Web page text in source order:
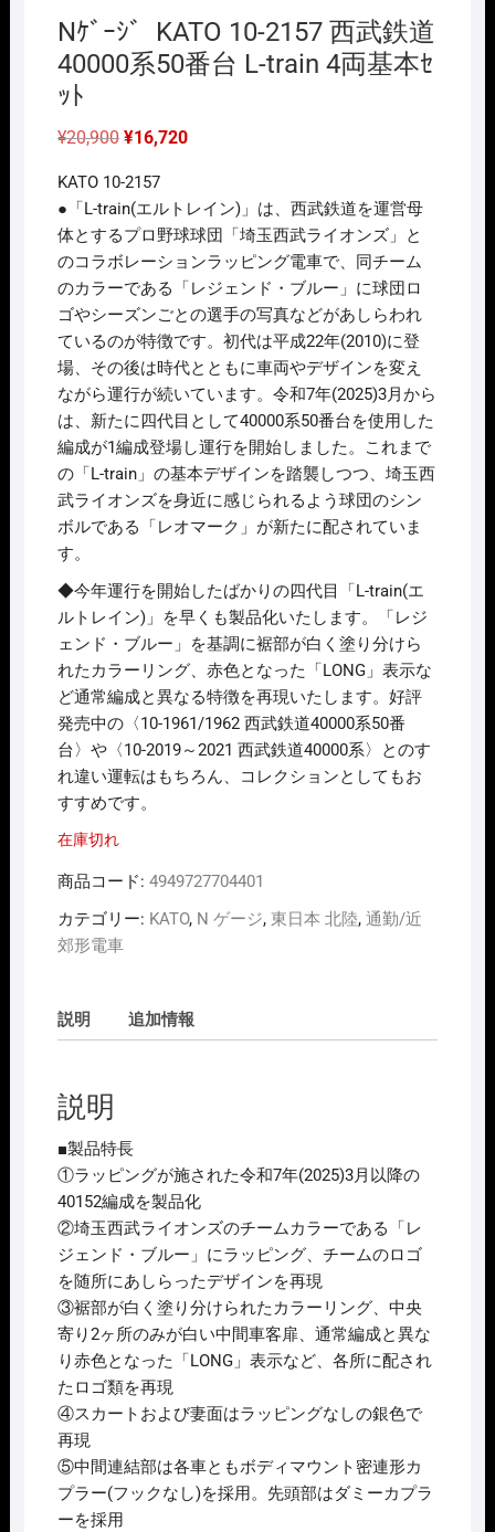
Nｹﾞｰｼﾞ KATO 10-2157 西武鉄道
40000系50番台 L-train 4両基本ｾ
ｯﾄ
¥20,900 元
格
は
¥20,900
で
し
た。
¥16,720現
格
は
¥16,720
で
す。
KATO 10-2157
●「L-train(エルトレイン)」は、西武鉄道を運営母
体とするプロ野球球団「埼玉西武ライオンズ」と
のコラボレーションラッピング電車で、同チーム
のカラーである「レジェンド・ブルー」に球団ロ
ゴやシーズンごとの選手の写真などがあしらわれ
ているのが特徴です。初代は平成22年(2010)に登
場、その後は時代とともに車両やデザインを変え
ながら運行が続いています。令和7年(2025)3月から
は、新たに四代目として40000系50番台を使用した
編成が1編成登場し運行を開始しました。これまで
の「L-train」の基本デザインを踏襲しつつ、埼玉西
武ライオンズを身近に感じられるよう球団のシン
ボルである「レオマーク」が新たに配されていま
す。
◆今年運行を開始したばかりの四代目「L-train(エ
ルトレイン)」を早くも製品化いたします。「レジ
ェンド・ブルー」を基調に裾部が白く塗り分けら
れたカラーリング、赤色となった「LONG」表示な
ど通常編成と異なる特徴を再現いたします。好評
発売中の〈10-1961/1962 西武鉄道40000系50番
台〉や〈10-2019～2021 西武鉄道40000系〉とのす
れ違い運転はもちろん、コレクションとしてもお
すすめです。
在庫切れ
商品コード: 4949727704401
カテゴリー: KATO, N ゲージ, 東日本 北陸, 通勤/近
郊形電車
説明 追加情報
説明
■製品特長
①ラッピングが施された令和7年(2025)3月以降の
40152編成を製品化
②埼玉西武ライオンズのチームカラーである「レ
ジェンド・ブルー」にラッピング、チームのロゴ
を随所にあしらったデザインを再現
③裾部が白く塗り分けられたカラーリング、中央
寄り2ヶ所のみが白い中間車客扉、通常編成と異な
り赤色となった「LONG」表示など、各所に配され
たロゴ類を再現
④スカートおよび妻面はラッピングなしの銀色で
再現
⑤中間連結部は各車ともボディマウント密連形カ
プラー(フックなし)を採用。先頭部はダミーカプラ
ーを採用